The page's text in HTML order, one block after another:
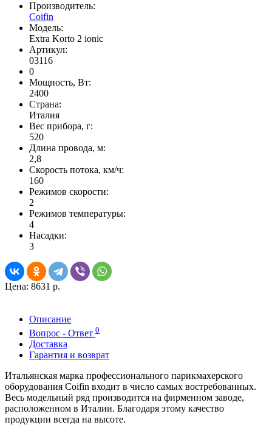
Производитель:
Coifin
Модель:
Extra Korto 2 ionic
Артикул:
03116
0
Мощность, Вт:
2400
Страна:
Италия
Вес прибора, г:
520
Длина провода, м:
2,8
Скорость потока, км/ч:
160
Режимов скорости:
2
Режимов температуры:
4
Насадки:
3
Цена: 8631 р.
Описание
Вопрос - Ответ 0
Доставка
Гарантия и возврат
Итальянская марка профессионального парикмахерского
оборудования Coifin входит в число самых востребованных.
Весь модельный ряд производится на фирменном заводе,
расположенном в Италии. Благодаря этому качество
продукции всегда на высоте.